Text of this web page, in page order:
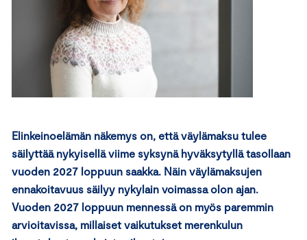
Elinkeinoelämän näkemys on, että väylämaksu tulee
säilyttää nykyisellä viime syksynä hyväksytyllä tasollaan
vuoden 2027 loppuun saakka. Näin väylämaksujen
ennakoitavuus säilyy nykylain voimassa olon ajan.
Vuoden 2027 loppuun mennessä on myös paremmin
arvioitavissa, millaiset vaikutukset merenkulun